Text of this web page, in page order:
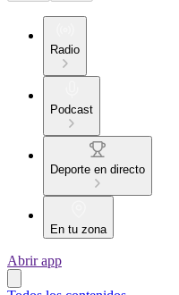
Radio
Podcast
Deporte en directo
En tu zona
Abrir app